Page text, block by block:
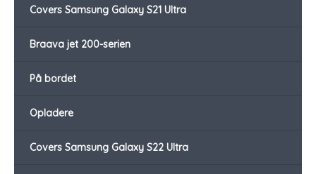
Covers Samsung Galaxy S21 Ultra
Braava jet 200-serien
På bordet
Opladere
Covers Samsung Galaxy S22 Ultra